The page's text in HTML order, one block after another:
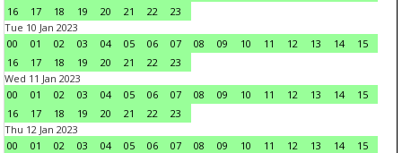
16 17 18 19 20 21 22
23
Tue 10 Jan 2023
00
01 02 03 04 05 06 07 08 09 10 11 12 13 14
15
16
17 18 19 20 21 22
23
Wed 11 Jan 2023
00
01 02 03 04 05 06 07 08 09 10 11 12 13 14
15
16
17 18 19 20 21 22
23
Thu 12 Jan 2023
00
01 02 03 04 05 06 07 08 09 10 11 12 13 14
15